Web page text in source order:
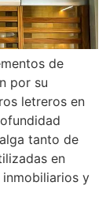
de
por su
letreros en
tanto de
en
inmobiliarios y